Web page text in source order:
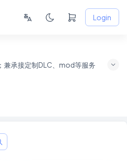
Login
兼承接定制DLC、mod等服务